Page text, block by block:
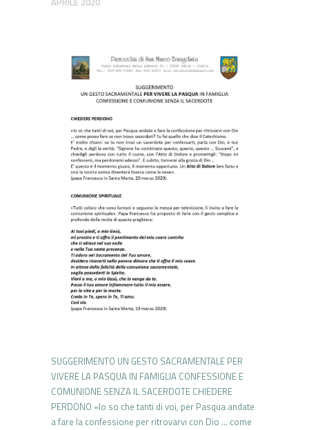
SUGGERIMENTO UN GESTO SACRAMENTALE PER
VIVERE LA PASQUA IN FAMIGLIA CONFESSIONE E
COMUNIONE SENZA IL SACERDOTE CHIEDERE
PERDONO «Io so che tanti di voi, per Pasqua andate
a fare la confessione per ritrovarvi con Dio … come